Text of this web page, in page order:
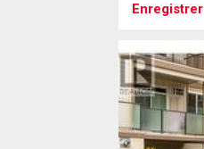
Enregistrer